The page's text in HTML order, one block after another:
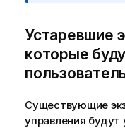
ч
а
н
и
к
и
Устаревшие
которые
Существующие
управления